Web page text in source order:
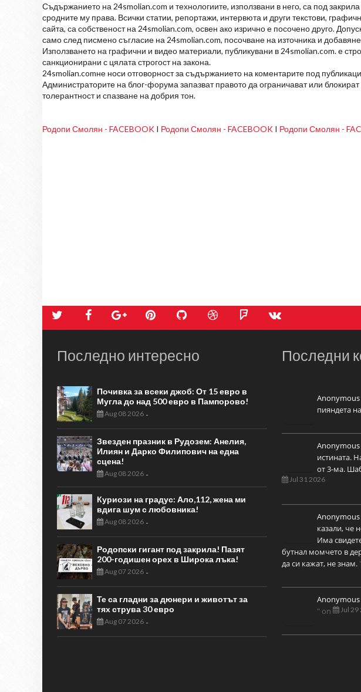
Съдържанието на 24smolian.com и технологиите, използвани в него, са под
сродните му права. Всички статии, репортажи, интервюта и други текстови,
сайта, са собственост на 24smolian.com, освен ако изрично е посочено друго.
само след писмено съгласие на 24smolian.com, посочване на източника и
Използването на графични и видео материали, публикувани в 24smolian.com. е
санкционирани с цялата строгост на закона.
24smolian.comне носи отговорност за съдържанието на коментарите под
Администраторите на блог-форума запазват правото да ограничават или
толерантност и спазване на добрия тон.
Родопи Смолян - FACEBOOK I Родопи Смолян - FACEBOOK I Родопи Смолян -
Последно интересно
Почивка за всеки джоб: От 15 евро в
Мугла до над 500 евро в Пампорово!
Aug 08 2026 -
Звезден празник в Рудозем: Анелия,
Илиян и Дарко Филипович на една
сцена!
Aug 08 2026 -
Куриози на градус: Ало,112, жена ми
вдига шум с любовника!
Aug 08 2026 -
Родопски гигант под закрила! Пазят
200-годишен орех в Широка лъка!
Aug 07 2026 -
Те са гладни за дюнери и животът за
тях струва 30 евро
Aug 07 2026 -
Последни
Anonymous
пияндета
Anonymous
истината.
от 3-ма.
Jul 31 2026
Anonymous
казали, че
Има
бутнал момчето в
да си кажат, не знам.
Anonymous
" on
Jul